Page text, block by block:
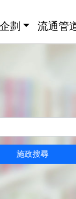
劃 流通管
施政搜尋